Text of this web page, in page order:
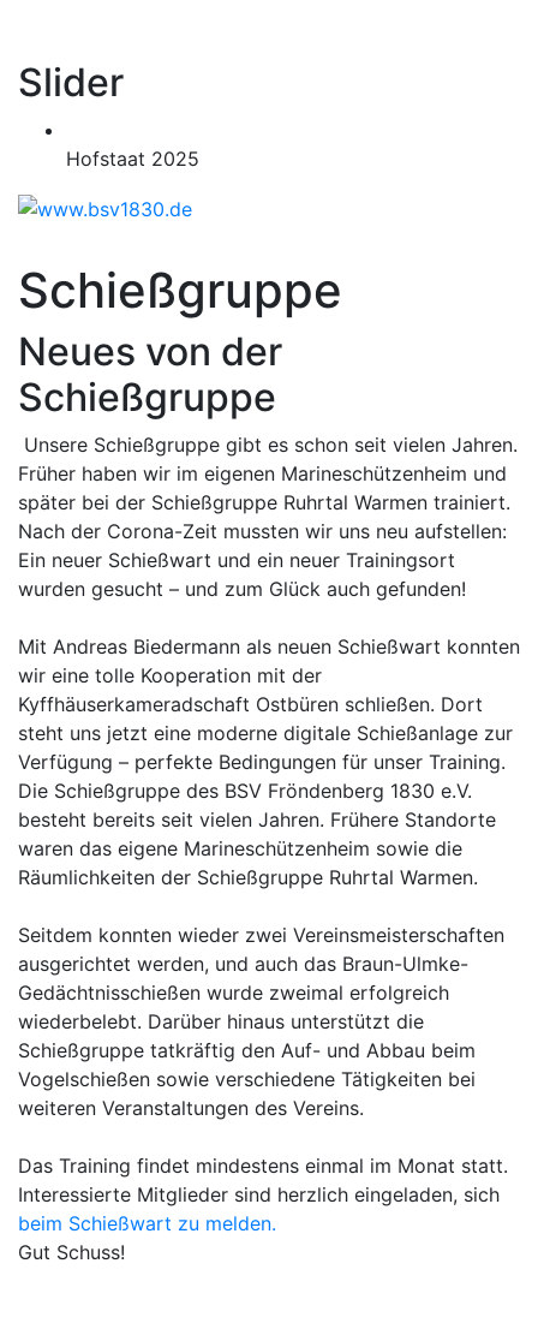
Slider
Hofstaat 2025
Schießgruppe
Neues von der
Schießgruppe
Unsere Schießgruppe gibt es schon seit vielen Jahren.
Früher haben wir im eigenen Marineschützenheim und
später bei der Schießgruppe Ruhrtal Warmen trainiert.
Nach der Corona-Zeit mussten wir uns neu aufstellen:
Ein neuer Schießwart und ein neuer Trainingsort
wurden gesucht – und zum Glück auch gefunden!
Mit Andreas Biedermann als neuen Schießwart konnten
wir eine tolle Kooperation mit der
Kyffhäuserkameradschaft Ostbüren schließen. Dort
steht uns jetzt eine moderne digitale Schießanlage zur
Verfügung – perfekte Bedingungen für unser Training.
Die Schießgruppe des BSV Fröndenberg 1830 e.V.
besteht bereits seit vielen Jahren. Frühere Standorte
waren das eigene Marineschützenheim sowie die
Räumlichkeiten der Schießgruppe Ruhrtal Warmen.
Seitdem konnten wieder zwei Vereinsmeisterschaften
ausgerichtet werden, und auch das Braun-Ulmke-
Gedächtnisschießen wurde zweimal erfolgreich
wiederbelebt. Darüber hinaus unterstützt die
Schießgruppe tatkräftig den Auf- und Abbau beim
Vogelschießen sowie verschiedene Tätigkeiten bei
weiteren Veranstaltungen des Vereins.
Das Training findet mindestens einmal im Monat statt.
Interessierte Mitglieder sind herzlich eingeladen, sich
beim Schießwart zu melden.
Gut Schuss!